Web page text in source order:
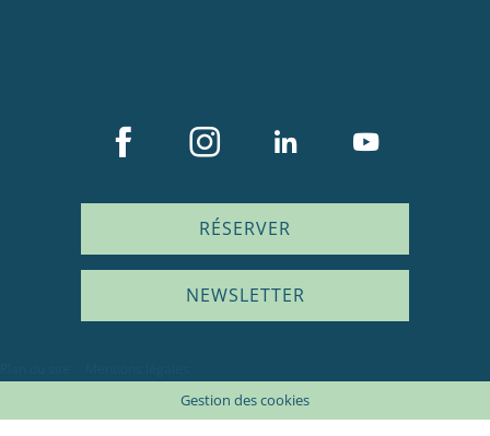
RÉSERVER
NEWSLETTER
Gestion des cookies